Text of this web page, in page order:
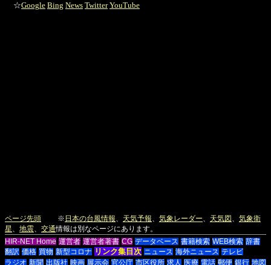
☆Google Bing News Twitter YouTube
ページ先頭 ※ 日本の台風情報 天気予報 気象レーダー 天気図
気象衛
星
地震 交通情報は別なページにあります。
HIR-NET Home 運営者 運営者著書 CG データベース 書籍検索 WEB検索 辞書
翻訳 価格 買物 新型コロナ リンク集目次 ニュース 海外ニュース テレビ
ラジオ 新聞 出版社 映画 展示会 官公庁 市区役所 求人 医療 電話 郵便 銀行 地図